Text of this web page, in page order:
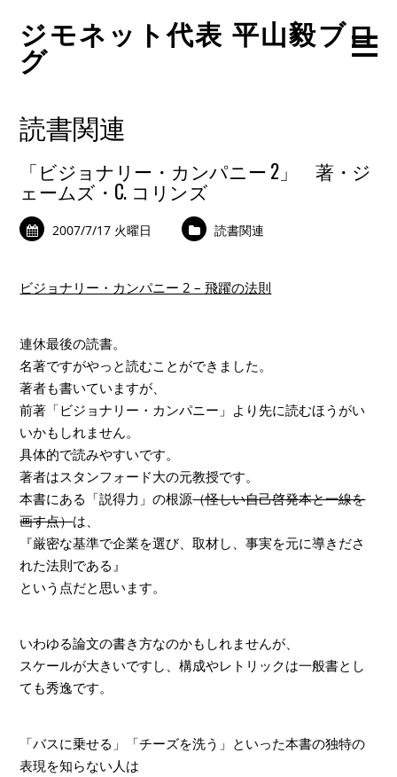
ジモネット代表 平山毅ブロ
グ
読書関連
「ビジョナリー・カンパニー 2」 著・ジ
ェームズ・C. コリンズ
2007/7/17 火曜日 読書関連
ビジョナリー・カンパニー 2 – 飛躍の法則
連休最後の読書。
名著ですがやっと読むことができました。
著者も書いていますが、
前著「ビジョナリー・カンパニー」より先に読むほうがい
いかもしれません。
具体的で読みやすいです。
著者はスタンフォード大の元教授です。
本書にある「説得力」の根源（怪しい自己啓発本と一線を
画す点）は、
『厳密な基準で企業を選び、取材し、事実を元に導きださ
れた法則である』
という点だと思います。
いわゆる論文の書き方なのかもしれませんが、
スケールが大きいですし、構成やレトリックは一般書とし
ても秀逸です。
「バスに乗せる」「チーズを洗う」といった本書の独特の
表現を知らない人は